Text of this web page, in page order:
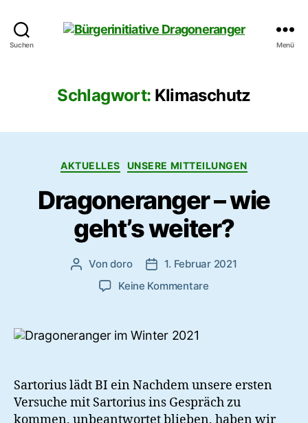
Suchen Menü
Schlagwort: Klimaschutz
Kategorien
AKTUELLES UNSERE MITTEILUNGEN
Dragoneranger – wie
geht’s weiter?
Beitragsautor
Vondoro Veröffentlichungsdatum
1. Februar 2021
Keine Kommentarezu
Sartorius lädt BI ein Nachdem unsere ersten
Versuche mit Sartorius ins Gespräch zu
kommen, unbeantwortet blieben, haben wir